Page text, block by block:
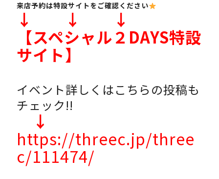
来店予約は特設サイトをご確認ください
↓ ↓ ↓
【スペシャル２DAYS特設
サイト】
イベント詳しくはこちらの投稿も
チェック!!
↓
https://threec.jp/three
c/111474/